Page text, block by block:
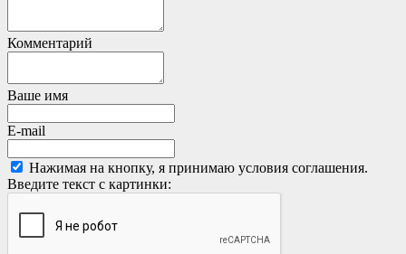
Комментарий
Ваше имя
E-mail
Нажимая на кнопку, я принимаю условия соглашения.
Введите текст с картинки: